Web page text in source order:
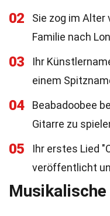
02
Sie zog im Alter
Familie nach
03
Ihr
einem
04
Beabadoobee
Gitarre zu
05
Ihr erstes Lied
veröffentlicht